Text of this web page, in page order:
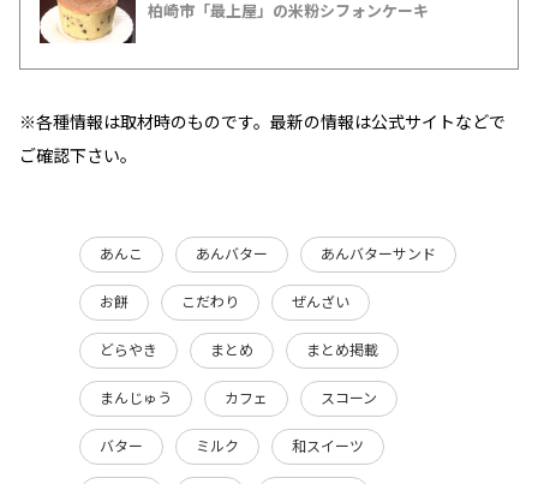
柏崎市「最上屋」の米粉シフォンケーキ
※各種情報は取材時のものです。最新の情報は公式サイトなどで
ご確認下さい。
あんこ あんバター あんバターサンド
お餅 こだわり ぜんざい
どらやき まとめ まとめ掲載
まんじゅう カフェ スコーン
バター ミルク 和スイーツ